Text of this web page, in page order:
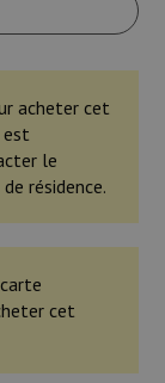
acheter cet
est
le
résidence.
cet